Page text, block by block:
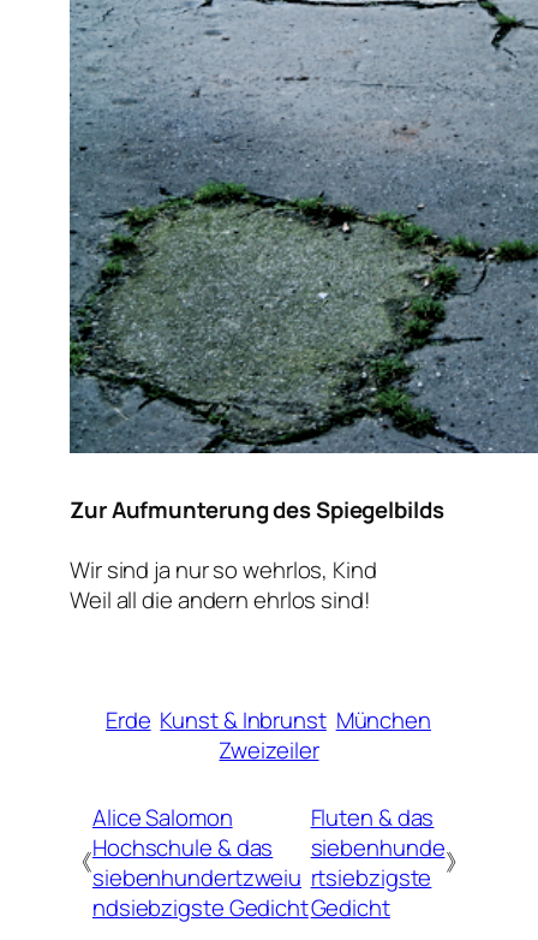
Zur Aufmunterung des Spiegelbilds
Wir sind ja nur so wehrlos, Kind
Weil all die andern ehrlos sind!
Erde Kunst & Inbrunst München
Zweizeiler
《
Alice Salomon
Hochschule & das
siebenhundertzweiu
ndsiebzigste Gedicht
Fluten & das
siebenhunde
rtsiebzigste
Gedicht
》